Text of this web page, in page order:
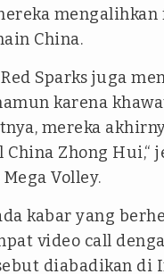
mengalihkan
China.
Sparks juga
karena
mereka
China Zhong Hui,“
Volley.
kabar yang
video call
diabadikan di